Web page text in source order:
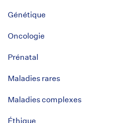
Génétique
Oncologie
Prénatal
Maladies rares
Maladies complexes
Éthique